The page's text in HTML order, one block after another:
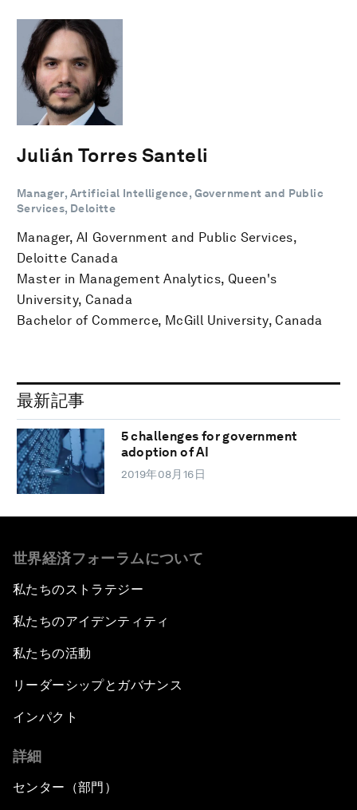
Julián Torres Santeli
Manager, Artificial Intelligence, Government and Public
Services, Deloitte
Manager, AI Government and Public Services,
Deloitte Canada
Master in Management Analytics, Queen's
University, Canada
Bachelor of Commerce, McGill University, Canada
最新記事
5 challenges for government
adoption of AI
2019年08月16日
世界経済フォーラムについて
私たちのストラテジー
私たちのアイデンティティ
私たちの活動
リーダーシップとガバナンス
インパクト
詳細
センター（部門）